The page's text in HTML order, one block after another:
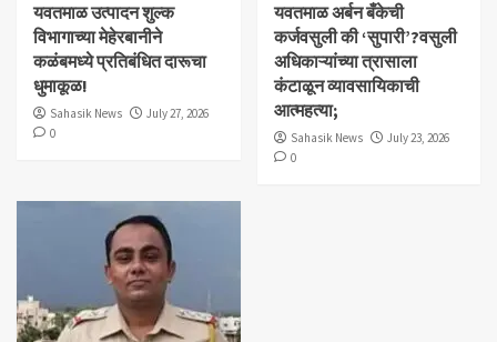
यवतमाळ उत्पादन शुल्क
विभागाच्या मेहेरबानीने
कळंबमध्ये प्रतिबंधित दारूचा
धुमाकूळ!
Sahasik News
July 27, 2026
0
​यवतमाळ अर्बन बँकेची
कर्जवसुली की ‘सुपारी’?वसुली
अधिकाऱ्यांच्या त्रासाला
कंटाळून व्यावसायिकाची
आत्महत्या;
Sahasik News
July 23, 2026
0